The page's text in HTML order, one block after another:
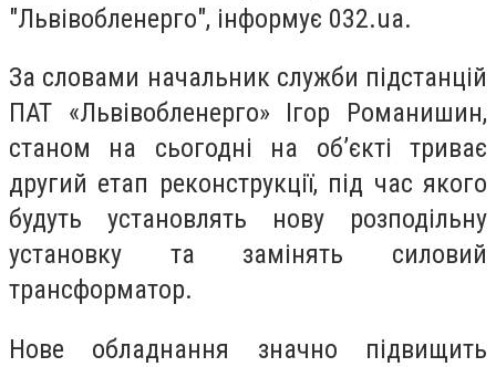
"Львівобленерго", інформує 032.ua.
За словами начальник служби підстанцій
ПАТ «Львівобленерго» Ігор Романишин,
станом на сьогодні на об’єкті триває
другий етап реконструкції, під час якого
будуть установлять нову розподільну
установку та замінять силовий
трансформатор.
Нове обладнання значно підвищить